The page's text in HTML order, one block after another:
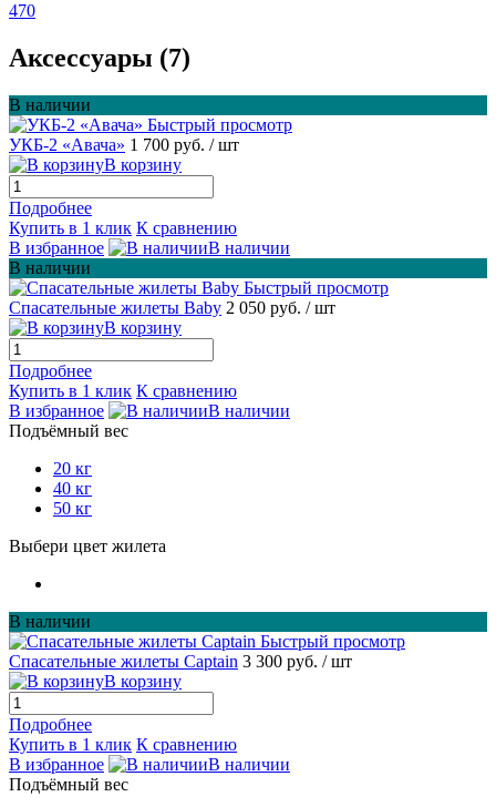
470
Аксессуары (7)
В наличии
Быстрый просмотр
УКБ-2 «Авача» 1 700 руб. / шт
В корзину
Подробнее
Купить в 1 клик К сравнению
В избранное
В наличии
В наличии
Быстрый просмотр
Спасательные жилеты Baby 2 050 руб. / шт
В корзину
Подробнее
Купить в 1 клик К сравнению
В избранное
В наличии
Подъёмный вес
20 кг
40 кг
50 кг
Выбери цвет жилета
В наличии
Быстрый просмотр
Спасательные жилеты Captain 3 300 руб. / шт
В корзину
Подробнее
Купить в 1 клик К сравнению
В избранное
В наличии
Подъёмный вес